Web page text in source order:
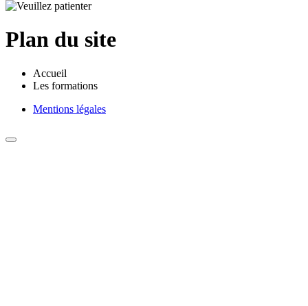
Plan du site
Accueil
Les formations
Mentions légales